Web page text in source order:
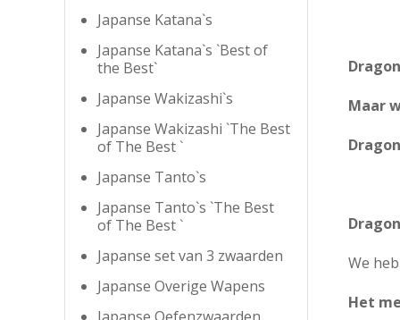
Japanse Katana`s
Japanse Katana`s `Best of
the Best`
Japanse Wakizashi`s
Japanse Wakizashi `The Best
of The Best `
Japanse Tanto`s
Japanse Tanto`s `The Best
of The Best `
Japanse set van 3 zwaarden
Japanse Overige Wapens
Maar
We
Het